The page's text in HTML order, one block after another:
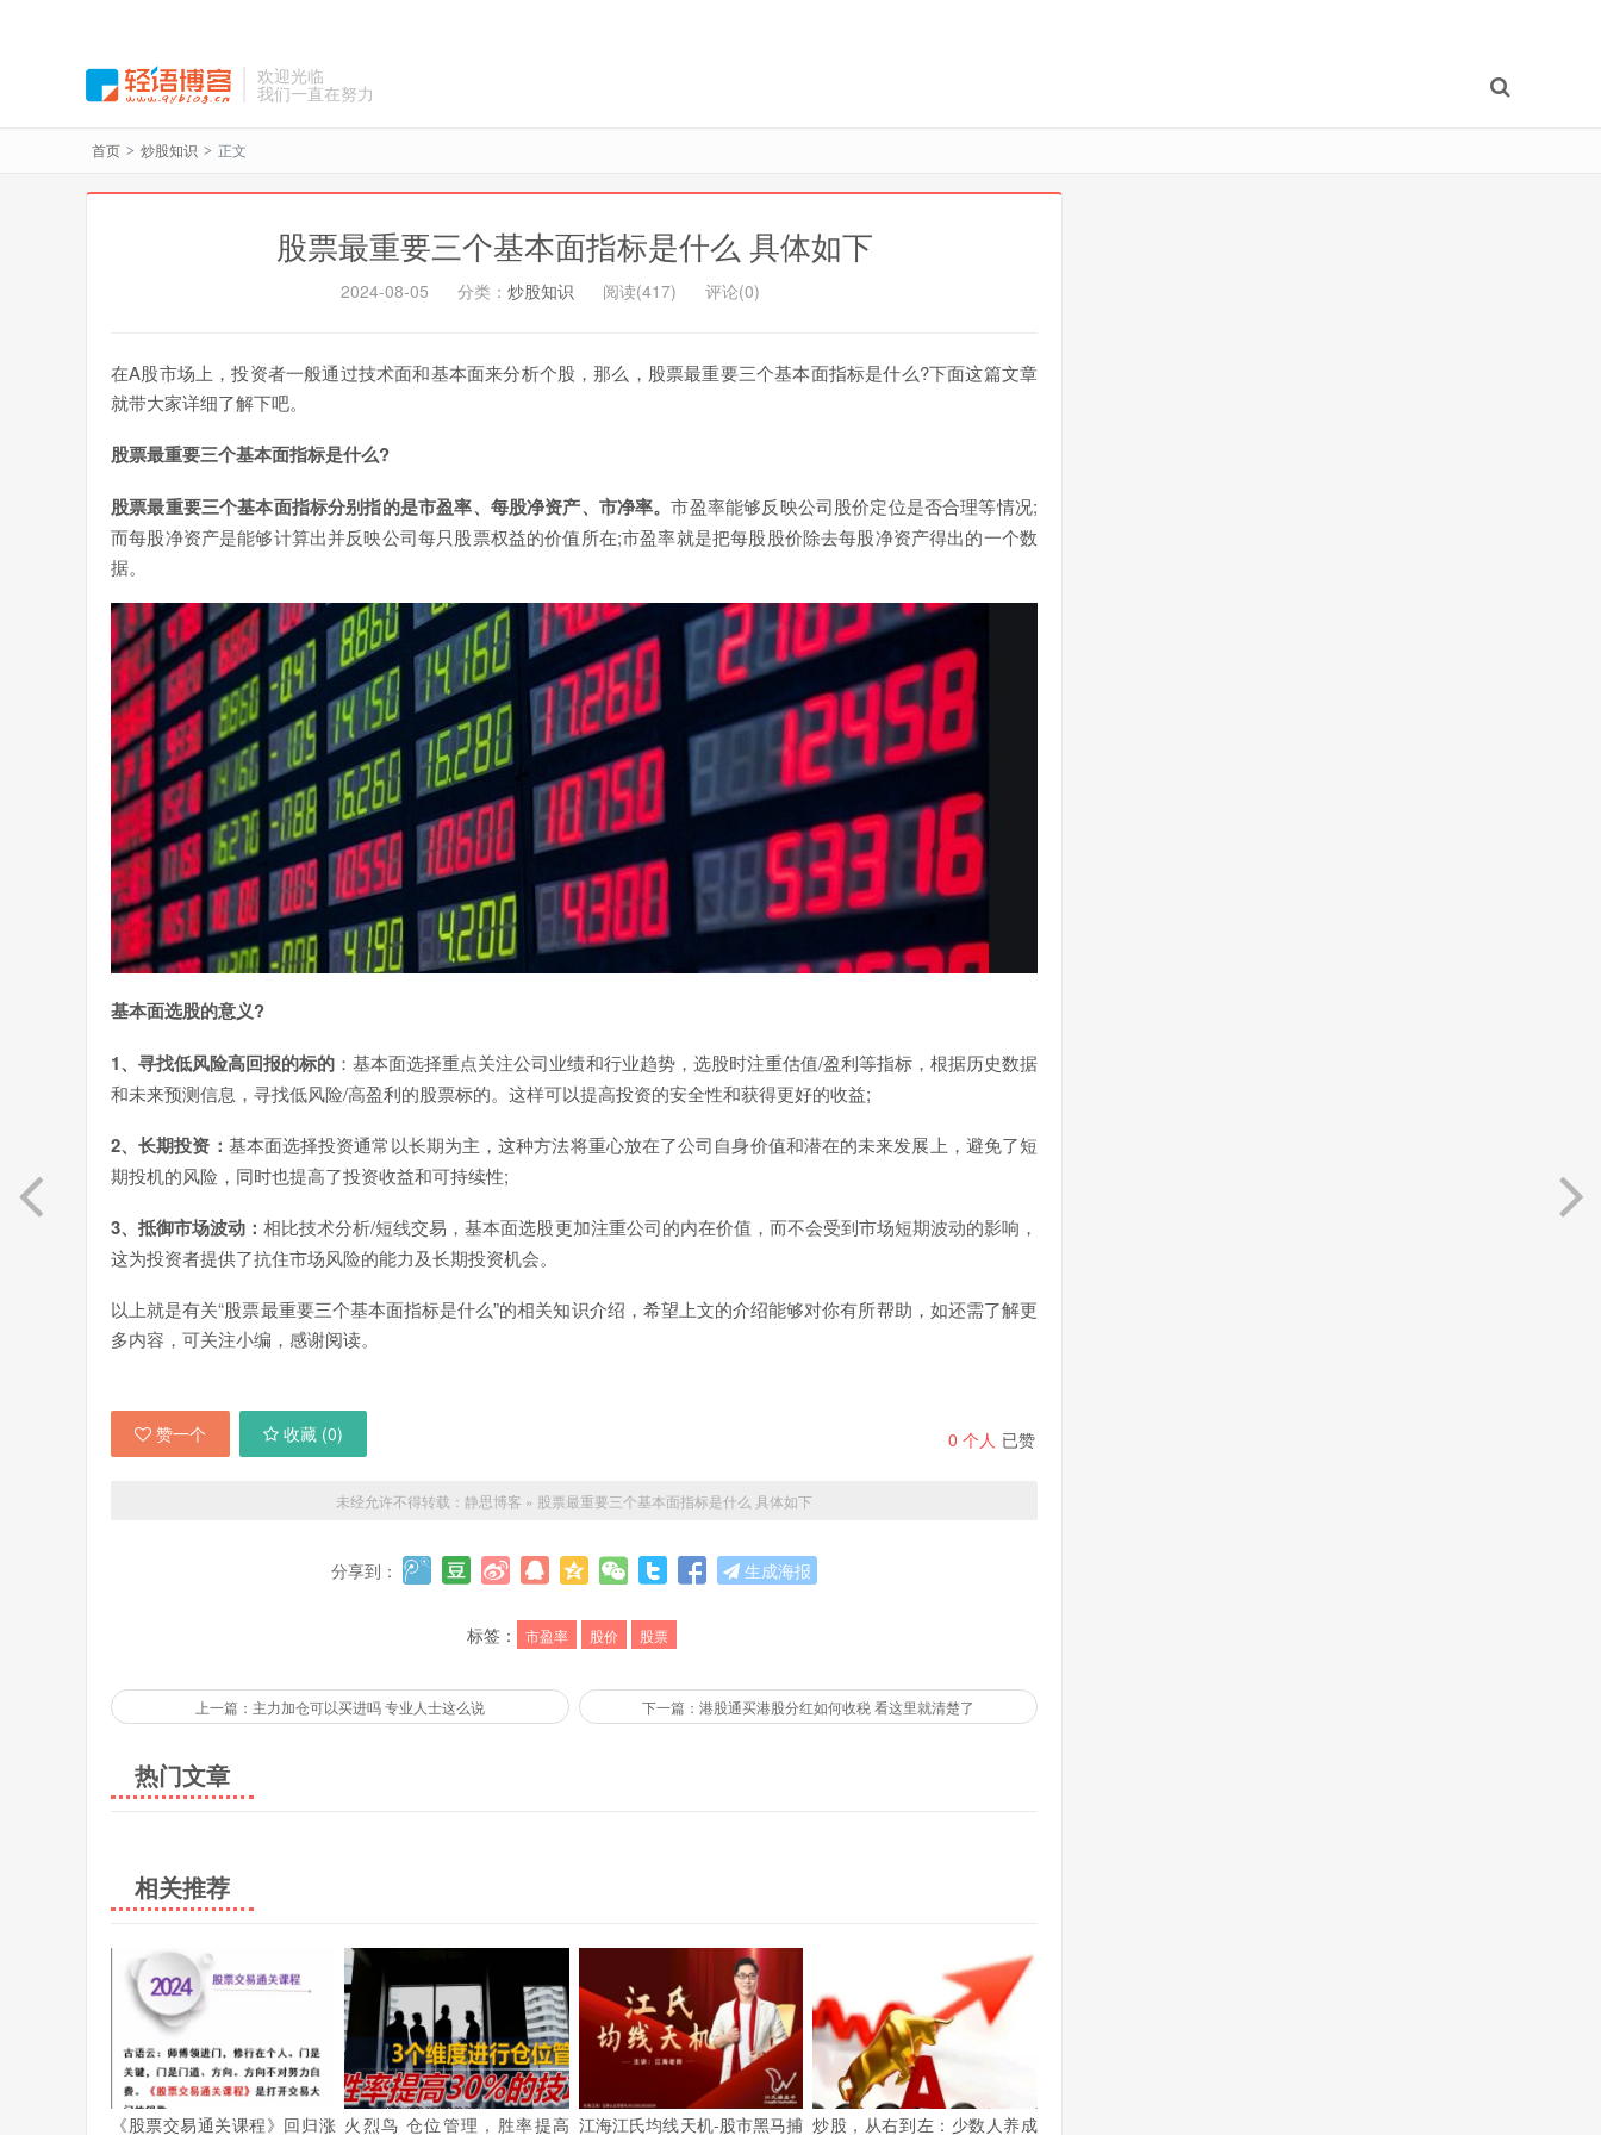
欢迎光临
我们一直在努力
首页 > 炒股知识 > 正文
股票最重要三个基本面指标是什么 具体如下
2024-08-05 分类： 炒股知识 阅读(417) 评论(0)
在A股市场上，投资者一般通过技术面和基本面来分析个股，那么，股票最重要三个基本面指标是什么?下面这篇文章
就带大家详细了解下吧。
股票最重要三个基本面指标是什么?
股票最重要三个基本面指标分别指的是市盈率、每股净资产、市净率。市盈率能够反映公司股价定位是否合理等情况;
而每股净资产是能够计算出并反映公司每只股票权益的价值所在;市盈率就是把每股股价除去每股净资产得出的一个数
据。
基本面选股的意义?
1、寻找低风险高回报的标的 ：基本面选择重点关注公司业绩和行业趋势，选股时注重估值/盈利等指标，根据历史数据
和未来预测信息，寻找低风险/高盈利的股票标的。这样可以提高投资的安全性和获得更好的收益;
2、长期投资： 基本面选择投资通常以长期为主，这种方法将重心放在了公司自身价值和潜在的未来发展上，避免了短
期投机的风险，同时也提高了投资收益和可持续性;
3、抵御市场波动：相比技术分析/短线交易，基本面选股更加注重公司的内在价值，而不会受到市场短期波动的影响，
这为投资者提供了抗住市场风险的能力及长期投资机会。
以上就是有关“股票最重要三个基本面指标是什么”的相关知识介绍，希望上文的介绍能够对你有所帮助，如还需了解更
多内容，可关注小编，感谢阅读。
0 个人 已赞
赞一个 收藏 (0)
未经允许不得转载： 静思博客 » 股票最重要三个基本面指标是什么 具体如下
分享到： 生成海报
标签： 市盈率 股价 股票
上一篇：主力加仓可以买进吗 专业人士这么说 下一篇：港股通买港股分红如何收税 看这里就清楚了
热门文章
相关推荐
《股票交易通关课程》回归涨 火烈鸟 仓位管理，胜率提高 江海江氏均线天机-股市黑马捕 炒股，从右到左：少数人养成